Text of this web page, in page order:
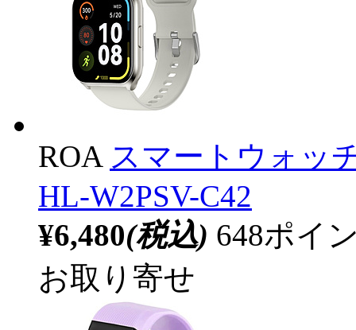
ROA スマートウォッ
HL-W2PSV-C42
¥6,480(税込) 648ポイ
お取り寄せ